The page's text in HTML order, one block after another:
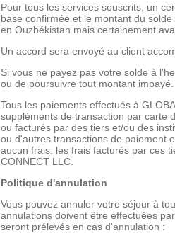
Pour tous les services souscrits, un
base confirmée et le montant du
en Ouzbékistan mais certainement
Un accord sera envoyé au client
Si vous ne payez pas votre solde à
ou de poursuivre tout montant impayé.
Tous les paiements effectués à
suppléments de transaction par carte
ou facturés par des tiers et/ou des
ou d'autres transactions de paiement
aucun frais. les frais facturés par ces
CONNECT LLC.
Politique d'annulation
Vous pouvez annuler votre séjour à
annulations doivent être effectuées
seront prélevés en cas d'annulation :